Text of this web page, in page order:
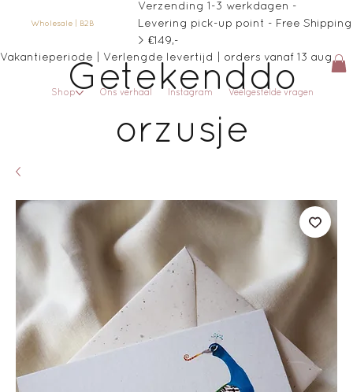
Verzending 1-3 werkdagen -
Levering pick-up point - Free Shipping
> €149,-
Wholesale | B2B
Vakantieperiode | Verlengde levertijd | orders vanaf 13 aug
Getekenddo
orzusje
Shop Ons verhaal Instagram Veelgestelde vragen